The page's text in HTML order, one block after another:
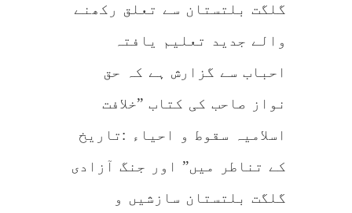
گلگت بلتستان سے تعلق رکھنے
والے جدید تعلیم یافتہ
احباب سے گزارش ہے کہ حق
نواز صاحب کی کتاب ”خلافت
اسلامیہ سقوط و احیاء :تاریخ
کے تناطر میں” اور جنگ آزادی
گلگت بلتستان سازشیں و